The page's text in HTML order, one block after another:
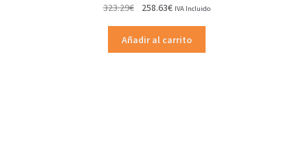
323.29€
original
era:
258.63€El
actual
es:
IVA Incluido
Añadir al carrito